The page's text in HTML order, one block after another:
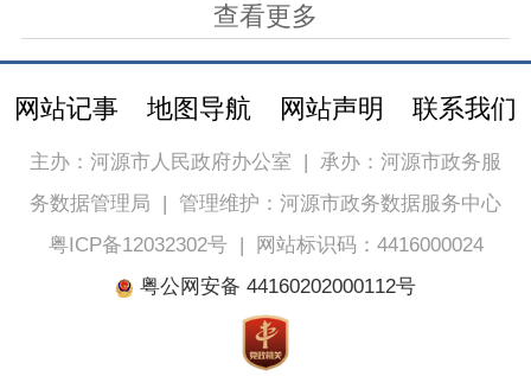
查看更多
网站记事 地图导航 网站声明 联系我们
主办：河源市人民政府办公室
承办：河源市政务服
务数据管理局
管理维护：河源市政务数据服务中心
粤ICP备12032302号|
网站标识码：4416000024
粤公网安备 44160202000112号